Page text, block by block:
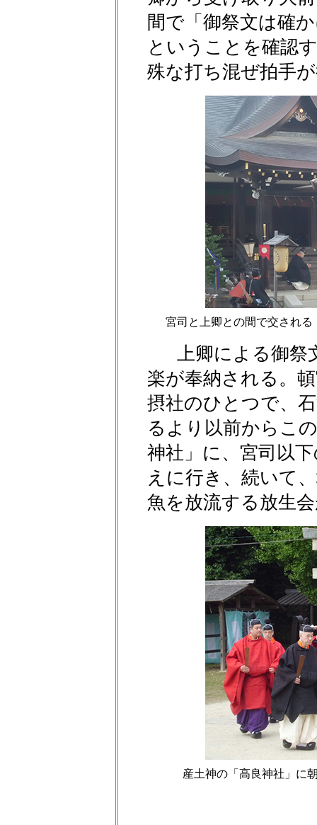
間で「御祭文は確
ということを確認
殊な打ち混ぜ拍手
宮司と上卿との間で交され
上卿による御祭
楽が奉納される。
摂社のひとつで、
るより以前からこ
神社」に、宮司以
えに行き、続いて
魚を放流する放生
産土神の「高良神社」に